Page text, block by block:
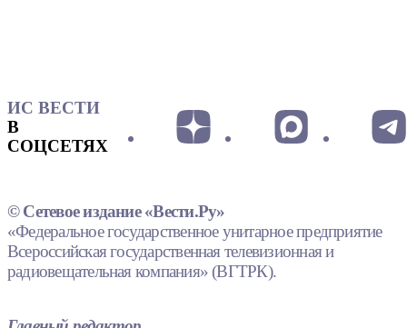
ИС ВЕСТИ
В
СОЦСЕТЯХ
© Сетевое издание «Вести.Ру»
«Федеральное государственное унитарное предприятие
Всероссийская государственная телевизионная и
радиовещательная компания» (ВГТРК).